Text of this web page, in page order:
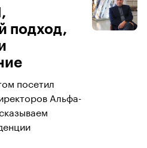
подход,
посетил
Альфа-